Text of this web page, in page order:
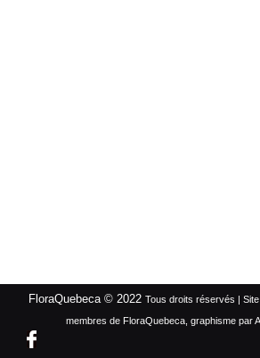
FloraQuebeca © 2022 Tous droits réservés |
membres de FloraQuebeca, graphisme par